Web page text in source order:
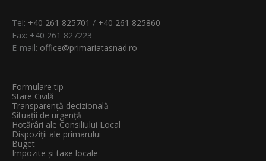
Tel: +40 261 825701 / +40 261 825860
Fax: +40 261 827223
E-mail: office@primariatasnad.ro
Formulare tip
Stare Civilă
Transparenţă decizională
Situații de urgență
Hotărâri ale Consiliului Local
Dispoziții ale primarului
Buget
Impozite și taxe locale